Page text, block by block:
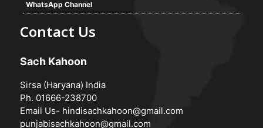
WhatsApp Channel
Contact Us
Sach Kahoon
Sirsa (Haryana) India
Ph. 01666-238700
Email Us- hindisachkahoon@gmail.com
punjabisachkahoon@gmail.com